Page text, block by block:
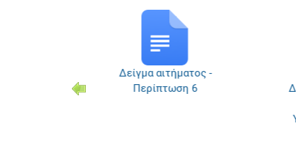
Δείγμα αιτήματος -
Περίπτωση 6